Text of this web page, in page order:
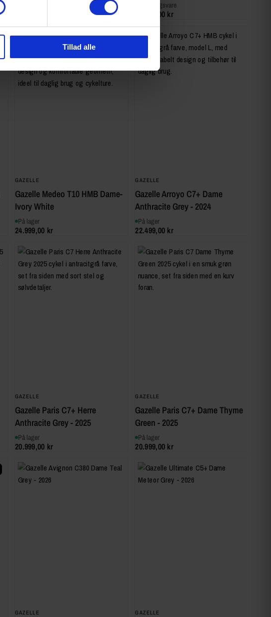
Tillad alle
Bestillingsvare
32.499,00 kr
GAZELLE
Gazelle Medeo T10 HMB Dame-
Ivory White
På lager
24.999,00 kr
GAZELLE
Gazelle Arroyo C7+ Dame
Anthracite Grey - 2024
På lager
22.499,00 kr
GAZELLE
Gazelle Paris C7+ Herre
Anthracite Grey - 2025
På lager
20.999,00 kr
GAZELLE
Gazelle Paris C7+ Dame Thyme
Green - 2025
På lager
20.999,00 kr
GAZELLE GAZELLE